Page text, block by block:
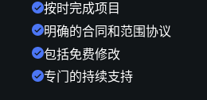
按时完成项目
明确的合同和范围协议
包括免费修改
专门的持续支持